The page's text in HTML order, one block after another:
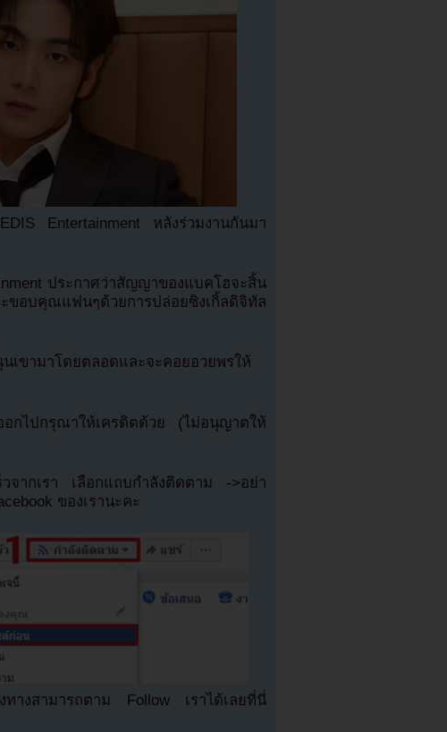
Entertainment หลังร่วมงานกันมา
ประกาศว่าสัญญาของแบคโฮจะสิ้น
บคุณแฟนๆด้วยการปล่อยซิงเกิ้ลดิจิทัล
ขามาโดยตลอดและจะคอยอวยพรให้
กไปกรุณาให้เครดิตด้วย (ไม่อนุญาตให้
วจากเรา เลือกแถบกำลังติดตาม ->อย่า
ของเรานะคะ
ทางสามารถตาม Follow เราได้เลยที่นี่